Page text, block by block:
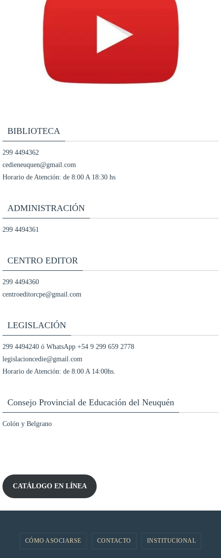
BIBLIOTECA
299 4494362
cedieneuquen@gmail.com
Horario de Atención: de 8:00 A 18:30 hs
ADMINISTRACIÓN
299 4494361
CENTRO EDITOR
299 4494360
centroeditorcpe@gmail.com
LEGISLACIÓN
299 4494240 ó WhatsApp +54 9 299 659 2778
legislacioncedie@gmail.com
Horario de Atención: de 8:00 A 14:00hs.
Consejo Provincial de Educación del Neuquén
Colón y Belgrano
CATÁLOGO EN LÍNEA
CÓMO ASOCIARSE CONTACTO INSTITUCIONAL